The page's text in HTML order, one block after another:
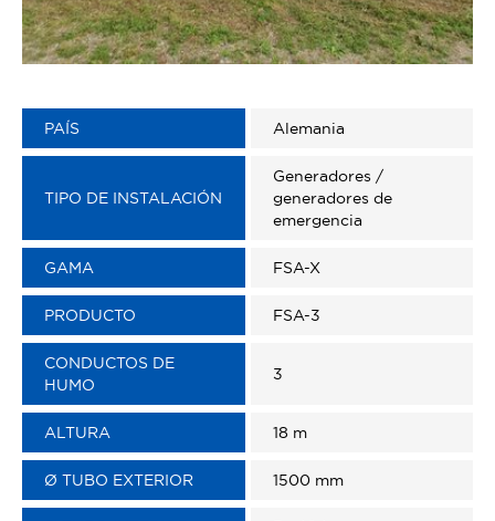
PAÍS Alemania
TIPO DE INSTALACIÓN
Generadores /
generadores de
emergencia
GAMA FSA-X
PRODUCTO FSA-3
CONDUCTOS DE
HUMO
3
ALTURA 18 m
Ø TUBO EXTERIOR 1500 mm